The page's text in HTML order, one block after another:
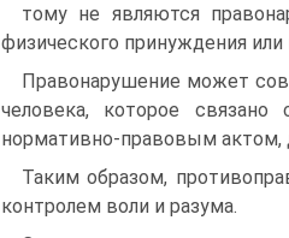
тому не являются
физического принуждения
Правонарушение может
человека, которое
нормативно-правовым актом,
Таким образом,
контролем воли и разума.